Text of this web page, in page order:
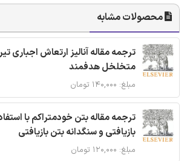
محصولات مشابه
ترجمه مقاله آنالیز ارتعاش اجباری
متخلخل هدفمند
مبلغ: ۱۴۰,۰۰۰ تومان
ترجمه مقاله بتن خودمتراکم با
بازیافتی و سنگدانه بتن بازیافتی
مبلغ: ۱۲۰,۰۰۰ تومان